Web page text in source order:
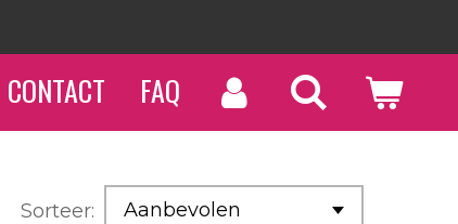
CONTACT FAQ
Sorteer: